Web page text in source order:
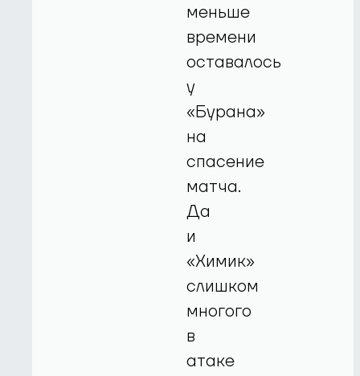
меньше
времени
оставалось
у
«Бурана»
на
спасение
матча.
Да
и
«Химик»
слишком
многого
в
атаке